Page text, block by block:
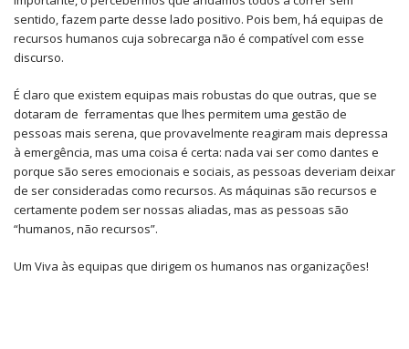
sentido, fazem parte desse lado positivo. Pois bem, há equipas de
recursos humanos cuja sobrecarga não é compatível com esse
discurso.
É claro que existem equipas mais robustas do que outras, que se
dotaram de ferramentas que lhes permitem uma gestão de
pessoas mais serena, que provavelmente reagiram mais depressa
à emergência, mas uma coisa é certa: nada vai ser como dantes e
porque são seres emocionais e sociais, as pessoas deveriam deixar
de ser consideradas como recursos. As máquinas são recursos e
certamente podem ser nossas aliadas, mas as pessoas são
“humanos, não recursos”.
Um Viva às equipas que dirigem os humanos nas organizações!